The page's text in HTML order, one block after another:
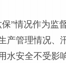
”情况作为
产管理情况
水安全不受影